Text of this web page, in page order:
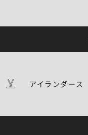
アイランダース